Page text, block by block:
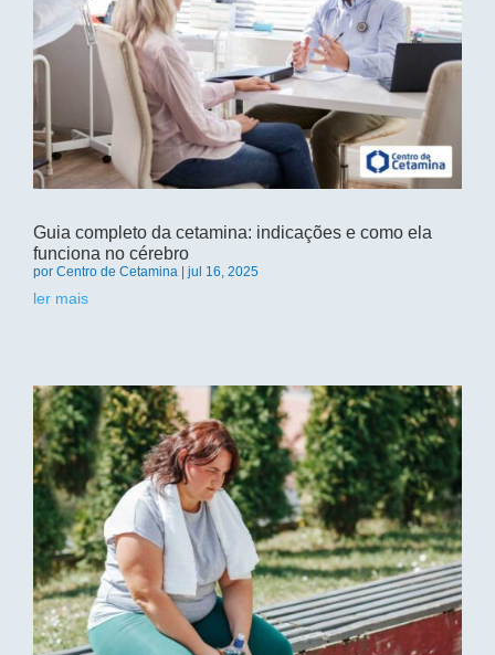
Guia completo da cetamina: indicações e como ela
funciona no cérebro
por Centro de Cetamina jul 16, 2025
ler mais